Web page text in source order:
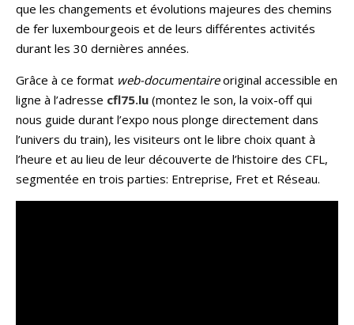
que les changements et évolutions majeures des chemins
de fer luxembourgeois et de leurs différentes activités
durant les 30 dernières années.
Grâce à ce format web-documentaireoriginal accessible en
ligne à l’adresse cfl75.lu (montez le son, la voix-off qui
nous guide durant l’expo nous plonge directement dans
l’univers du train), les visiteurs ont le libre choix quant à
l’heure et au lieu de leur découverte de l’histoire des CFL,
segmentée en trois parties: Entreprise, Fret et Réseau.